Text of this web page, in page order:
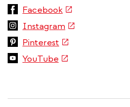
Facebook(externe
link)
Instagram (externe
link)
Pinterest (externe
link)
YouTube(externe